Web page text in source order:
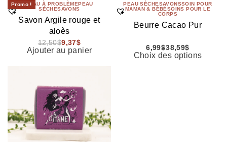
Promo !PEAU À PROBLÈMEPEAU
SÈCHESAVONS
Savon Argile rouge et
aloès
12,50$9,37$
Ajouter au panier
PEAU SÈCHESAVONSSOIN POUR
MAMAN & BÉBÉSOINS POUR LE
CORPS
Beurre Cacao Pur
6,99$38,59$
Choix des options